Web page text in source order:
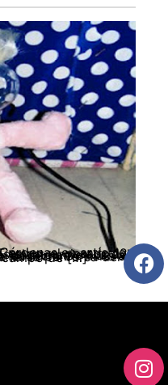
su reciente visita a Bogotá, puso al desnudo la farsa perversa del arte contemporáneo en el campo de […]